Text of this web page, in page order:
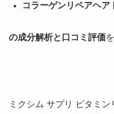
コラーゲンリペアヘア
の成分解析と口コミ評価
ミクシム サプリ ビタミ